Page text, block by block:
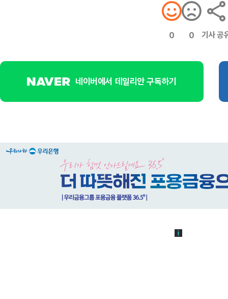
0 0 기사 공
네이버에서 데일리안 구독하기